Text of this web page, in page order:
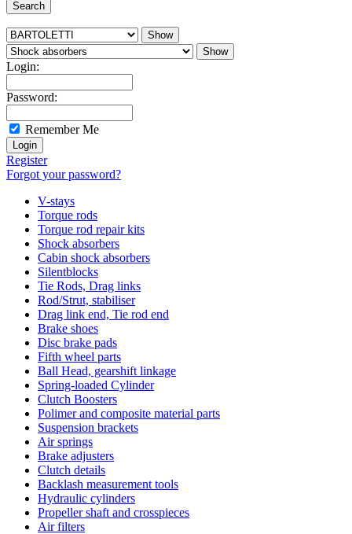
Login:
Password:
Remember Me
Register
Forgot your password?
V-stays
Torque rods
Torque rod repair kits
Shock absorbers
Cabin shock absorbers
Silentblocks
Tie Rods, Drag links
Rod/Strut, stabiliser
Drag link end, Tie rod end
Brake shoes
Disc brake pads
Fifth wheel parts
Ball Head, gearshift linkage
Spring-loaded Cylinder
Clutch Boosters
Polimer and composite material parts
Suspension brackets
Air springs
Brake adjusters
Clutch details
Backlash measurement tools
Hydraulic cylinders
Propeller shaft and crosspieces
Air filters